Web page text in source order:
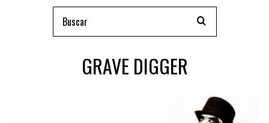
GRAVE DIGGER